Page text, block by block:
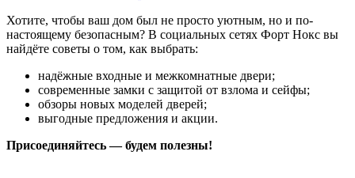
Хотите, чтобы ваш дом был не просто уютным, но и по-
настоящему безопасным? В социальных сетях Форт Нокс вы
найдёте советы о том, как выбрать:
надёжные входные и межкомнатные двери;
современные замки с защитой от взлома и сейфы;
обзоры новых моделей дверей;
выгодные предложения и акции.
Присоединяйтесь — будем полезны!